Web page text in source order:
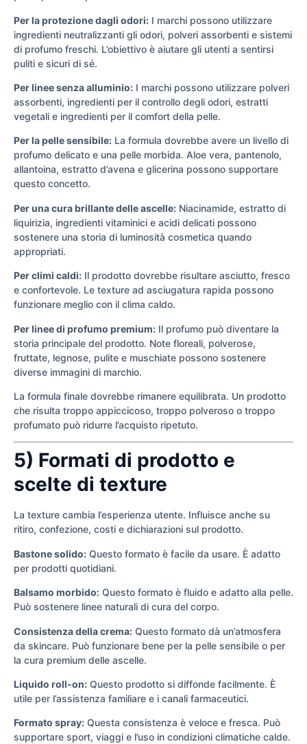
Per la protezione dagli odori: I marchi possono utilizzare
ingredienti neutralizzanti gli odori, polveri assorbenti e sistemi
di profumo freschi. L’obiettivo è aiutare gli utenti a sentirsi
puliti e sicuri di sé.
Per linee senza alluminio: I marchi possono utilizzare polveri
assorbenti, ingredienti per il controllo degli odori, estratti
vegetali e ingredienti per il comfort della pelle.
Per la pelle sensibile: La formula dovrebbe avere un livello di
profumo delicato e una pelle morbida. Aloe vera, pantenolo,
allantoina, estratto d’avena e glicerina possono supportare
questo concetto.
Per una cura brillante delle ascelle: Niacinamide, estratto di
liquirizia, ingredienti vitaminici e acidi delicati possono
sostenere una storia di luminosità cosmetica quando
appropriati.
Per climi caldi: Il prodotto dovrebbe risultare asciutto, fresco
e confortevole. Le texture ad asciugatura rapida possono
funzionare meglio con il clima caldo.
Per linee di profumo premium: Il profumo può diventare la
storia principale del prodotto. Note floreali, polverose,
fruttate, legnose, pulite e muschiate possono sostenere
diverse immagini di marchio.
La formula finale dovrebbe rimanere equilibrata. Un prodotto
che risulta troppo appiccicoso, troppo polveroso o troppo
profumato può ridurre l’acquisto ripetuto.
5) Formati di prodotto e
scelte di texture
La texture cambia l’esperienza utente. Influisce anche su
ritiro, confezione, costi e dichiarazioni sul prodotto.
Bastone solido: Questo formato è facile da usare. È adatto
per prodotti quotidiani.
Balsamo morbido: Questo formato è fluido e adatto alla pelle.
Può sostenere linee naturali di cura del corpo.
Consistenza della crema: Questo formato dà un’atmosfera
da skincare. Può funzionare bene per la pelle sensibile o per
la cura premium delle ascelle.
Liquido roll-on: Questo prodotto si diffonde facilmente. È
utile per l’assistenza familiare e i canali farmaceutici.
Formato spray: Questa consistenza è veloce e fresca. Può
supportare sport, viaggi e l’uso in condizioni climatiche calde.